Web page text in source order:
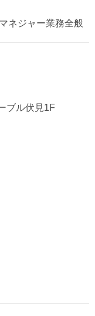
ネジャー業務全般
ブル伏見1F